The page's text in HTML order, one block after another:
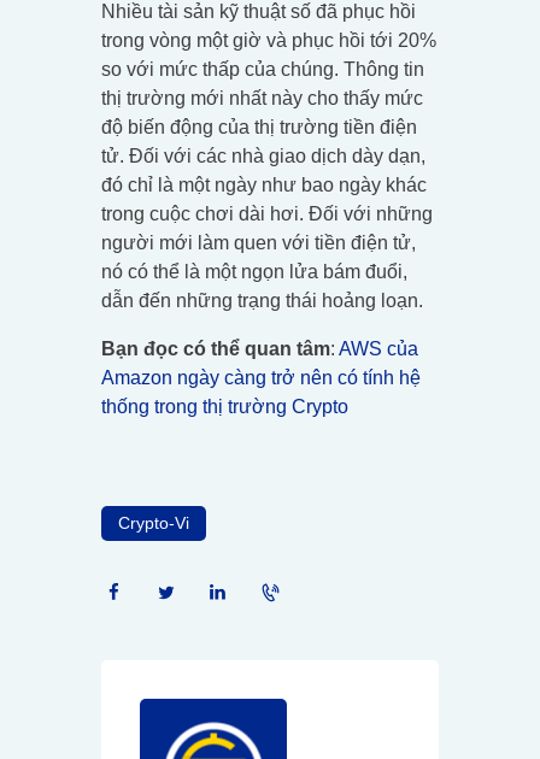
Nhiều tài sản kỹ thuật số đã phục hồi
trong vòng một giờ và phục hồi tới 20%
so với mức thấp của chúng. Thông tin
thị trường mới nhất này cho thấy mức
độ biến động của thị trường tiền điện
tử. Đối với các nhà giao dịch dày dạn,
đó chỉ là một ngày như bao ngày khác
trong cuộc chơi dài hơi. Đối với những
người mới làm quen với tiền điện tử,
nó có thể là một ngọn lửa bám đuổi,
dẫn đến những trạng thái hoảng loạn.
Bạn đọc có thể quan tâm: AWS của
Amazon ngày càng trở nên có tính hệ
thống trong thị trường Crypto
Crypto-Vi